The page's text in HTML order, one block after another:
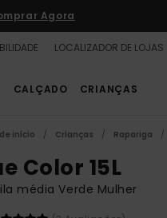
Agora
LOCALIZADOR DE LOJAS
CALÇADO CRIANÇAS
início Crianças Rapariga
Color 15L
média Verde Mulher